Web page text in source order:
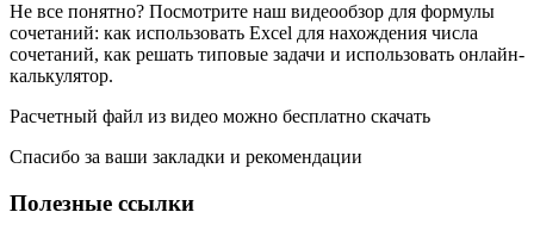
Не все понятно? Посмотрите наш видеообзор для формулы
сочетаний: как использовать Excel для нахождения числа
сочетаний, как решать типовые задачи и использовать онлайн-
калькулятор.
Расчетный файл из видео можно бесплатно скачать
Спасибо за ваши закладки и рекомендации
Полезные ссылки